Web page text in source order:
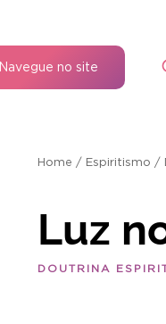
Navegue no site
Home / Espiritismo /
Luz
DOUTRINA